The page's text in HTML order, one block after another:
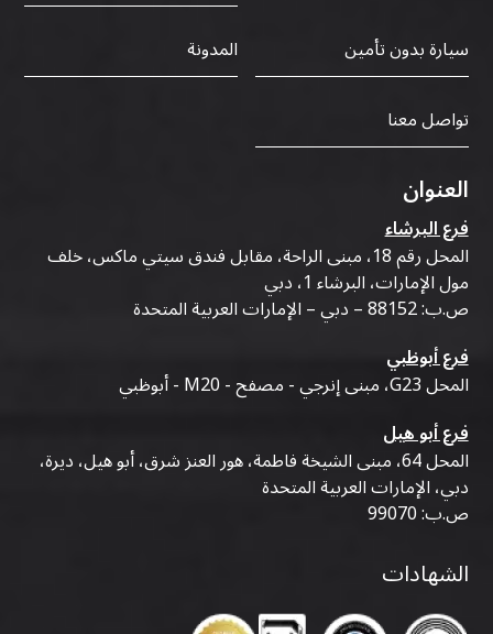
سيارة بدون تأمين
المدونة
تواصل معنا
العنوان
فرع البرشاء
المحل رقم 18، مبنى الراحة، مقابل فندق سيتي ماكس، خلف
مول الإمارات، البرشاء 1، دبي
ص.ب: 88152 – دبي – الإمارات العربية المتحدة
فرع أبوظبي
المحل G23، مبنى إنرجي - مصفح - M20 - أبوظبي
فرع أبو هيل
المحل 64، مبنى الشيخة فاطمة، هور العنز شرق، أبو هيل، ديرة،
دبي، الإمارات العربية المتحدة
ص.ب: 99070
الشهادات